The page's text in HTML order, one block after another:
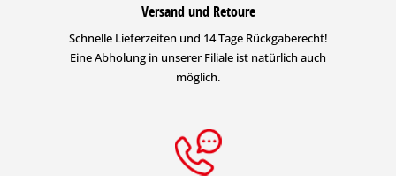
Versand und Retoure
Schnelle Lieferzeiten und 14 Tage Rückgaberecht!
Eine Abholung in unserer Filiale ist natürlich auch
möglich.